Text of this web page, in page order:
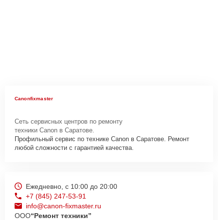
Canonfixmaster
Сеть сервисных центров по ремонту
техники Canon в Саратове.
Профильный сервис по технике Canon в Саратове. Ремонт
любой сложности с гарантией качества.
Ежедневно, с 10:00 до 20:00
+7 (845) 247-53-91
info@canon-fixmaster.ru
ООО“Ремонт техники”